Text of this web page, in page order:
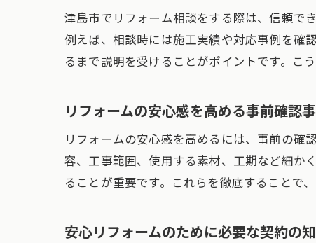
津島市でリフォーム相談をする際は、信頼で
例えば、相談時には施工実績や対応事例を確
るまで説明を受けることがポイントです。こ
リフォームの安心感を高める事前確認
リフォームの安心感を高めるには、事前の確
容、工事範囲、使用する素材、工期など細か
ることが重要です。これらを徹底することで
安心リフォームのために必要な契約の